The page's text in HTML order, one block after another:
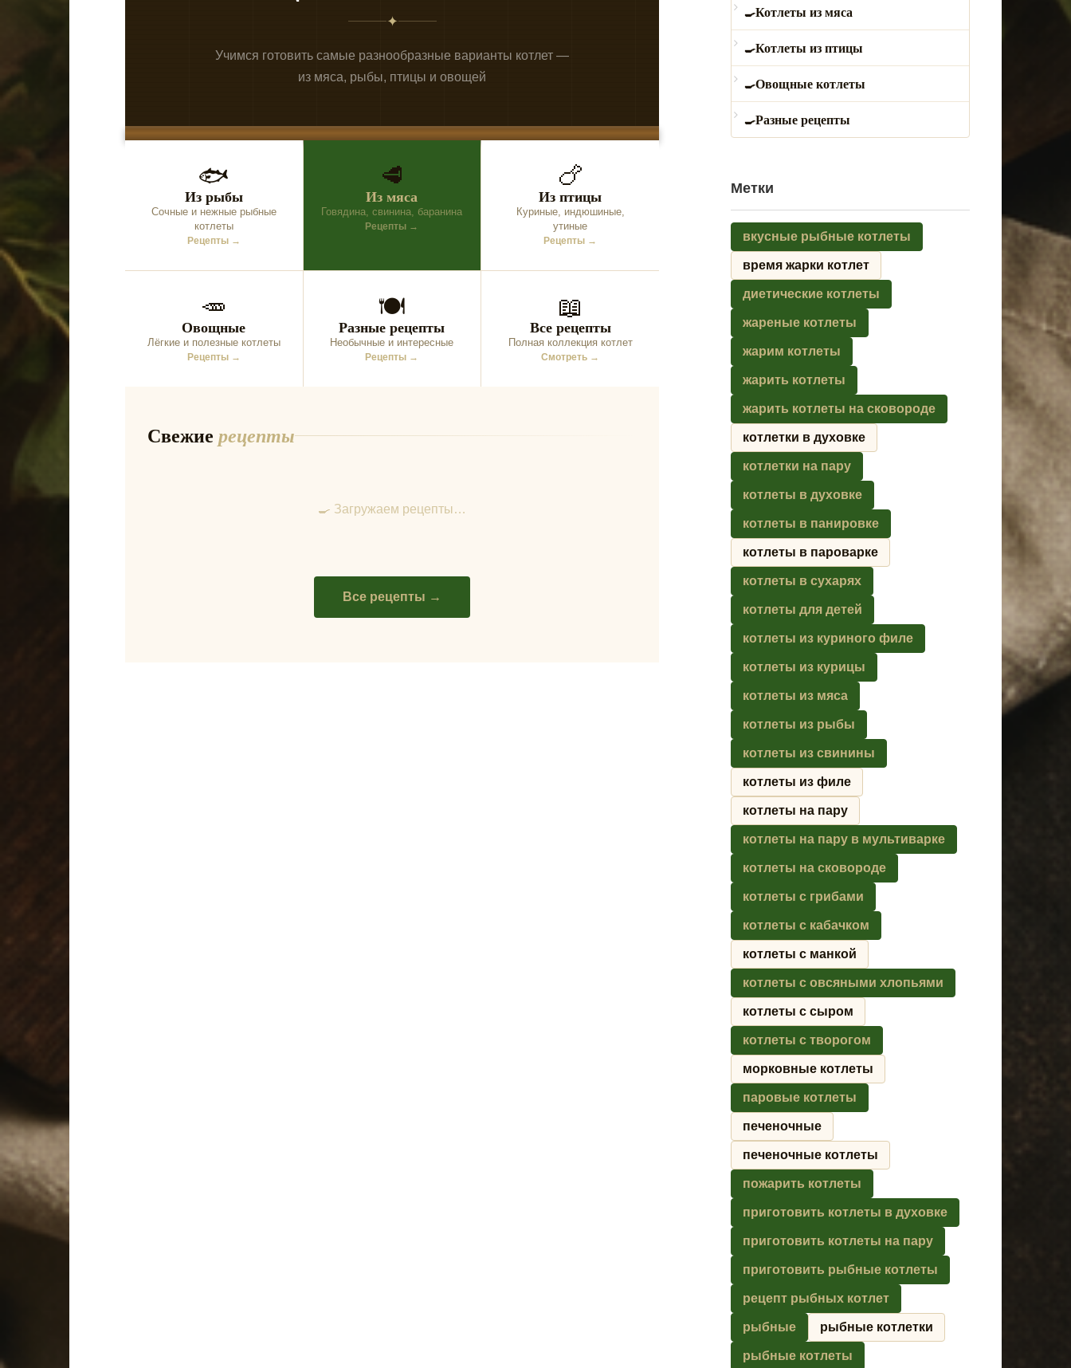
✦
Учимся готовить самые разнообразные варианты котлет —
из мяса, рыбы, птицы и овощей
🐟
Из рыбы
Сочные и нежные рыбные
котлеты
Рецепты →
🥩
Из мяса
Говядина, свинина, баранина
Рецепты →
🍗
Из птицы
Куриные, индюшиные,
утиные
Рецепты →
🥕
Овощные
Лёгкие и полезные котлеты
Рецепты →
🍽
Разные рецепты
Необычные и интересные
Рецепты →
📖
Все рецепты
Полная коллекция котлет
Смотреть →
Свежие рецепты
🍳 Загружаем рецепты…
Все рецепты →
Котлеты из мяса
Котлеты из птицы
Овощные котлеты
Разные рецепты
Метки
вкусные рыбные котлеты
время жарки котлет
диетические котлеты
жареные котлеты
жарим котлеты
жарить котлеты
жарить котлеты на сковороде
котлетки в духовке
котлетки на пару
котлеты в духовке
котлеты в панировке
котлеты в пароварке
котлеты в сухарях
котлеты для детей
котлеты из куриного филе
котлеты из курицы
котлеты из мяса
котлеты из рыбы
котлеты из свинины
котлеты из филе
котлеты на пару
котлеты на пару в мультиварке
котлеты на сковороде
котлеты с грибами
котлеты с кабачком
котлеты с манкой
котлеты с овсяными хлопьями
котлеты с сыром
котлеты с творогом
морковные котлеты
паровые котлеты
печеночные
печеночные котлеты
пожарить котлеты
приготовить котлеты в духовке
приготовить котлеты на пару
приготовить рыбные котлеты
рецепт рыбных котлет
рыбные рыбные котлетки
рыбные котлеты